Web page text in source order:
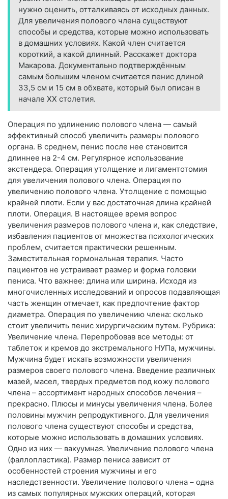
нужно оценить, отталкиваясь от исходных данных.
Для увеличения полового члена существуют
способы и средства, которые можно использовать
в домашних условиях. Какой член считается
короткий, а какой длинный. Расскажет доктора
Макарова. Документально подтверждённым
самым большим членом считается пенис длиной
33,5 см и 15 см в обхвате, который был описан в
начале ΧΧ столетия.
Операция по удлинению полового члена — самый
эффективный способ увеличить размеры полового
органа. В среднем, пенис после нее становится
длиннее на 2-4 см. Регулярное использование
экстендера. Операция утолщение и лигаментотомия
для увеличения полового члена. Операция по
увеличению полового члена. Утолщение с помощью
крайней плоти. Если у вас достаточная длина крайней
плоти. Операция. В настоящее время вопрос
увеличения размеров полового члена и, как следствие,
избавления пациентов от множества психологических
проблем, считается практически решенным.
Заместительная гормональная терапия. Часто
пациентов не устраивает размер и форма головки
пениса. Что важнее: длина или ширина. Исходя из
многочисленных исследований и опросов подавляющая
часть женщин отмечает, как предпочтение фактор
диаметра. Операция по увеличению члена: сколько
стоит увеличить пенис хирургическим путем. Рубрика:
Увеличение члена. Перепробовав все методы: от
таблеток и кремов до экстремального НУПа, мужчины.
Мужчина будет искать возможности увеличения
размеров своего полового члена. Введение различных
мазей, масел, твердых предметов под кожу полового
члена – ассортимент народных способов лечения –
прекрасно. Плюсы и минусы увеличения члена. Более
половины мужчин репродуктивного. Для увеличения
полового члена существуют способы и средства,
которые можно использовать в домашних условиях.
Одно из них — вакуумная. Увеличение полового члена
(фаллопластика). Размер пениса зависит от
особенностей строения мужчины и его
наследственности. Увеличение полового члена – одна
из самых популярных мужских операций, которая